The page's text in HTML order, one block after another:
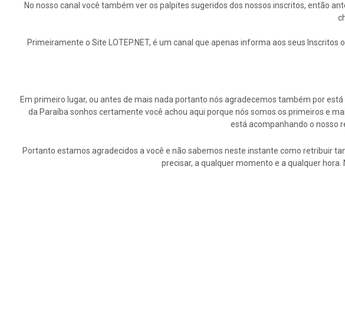
No nosso canal você também ver os palpites sugeridos dos nossos inscritos, então
Primeiramente o Site LOTEP.NET, é um canal que apenas informa aos seus
Em primeiro lugar, ou antes de mais nada portanto nós agradecemos também por
da Paraíba sonhos certamente você achou aqui porque nós somos os primeiros e
está acompanhando o nosso
Portanto estamos agradecidos a você e não sabemos neste instante como retribuir
precisar, a qualquer momento e a qualquer hora.